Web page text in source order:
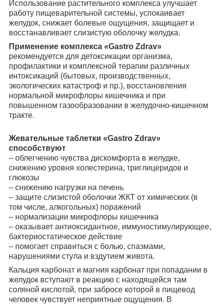
Использование растительного комплекса улучшает
работу пищеварительной системы, успокаивает
желудок, снижает болевые ощущения, защищает и
восстанавливает слизистую оболочку желудка.
Применение комплекса «Gastro Zdrav»
рекомендуется для детоксикации организма,
профилактики и комплексной терапии различных
интоксикаций (бытовых, производственных,
экологических катастроф и пр.), восстановления
нормальной микрофлоры кишечника и при
повышенном газообразовании в желудочно-кишечном
тракте.
Жевательные таблетки «Gastro Zdrav»
способствуют
– облегчению чувства дискомфорта в желудке,
снижению уровня холестерина, триглицеридов и
глюкозы
– снижению нагрузки на печень
– защите слизистой оболочки ЖКТ от химических (в
том числе, алкогольных) поражений
– нормализации микрофлоры кишечника
– оказывает антиоксидантное, иммуностимулирующее,
бактериостатическое действие
– помогает справиться с болью, спазмами,
нарушениями стула и вздутием живота.
Кальция карбонат и магния карбонат при попадании в
желудок вступают в реакцию с находящейся там
соляной кислотой, при забросе которой в пищевод
человек чувствует неприятные ощущения. В